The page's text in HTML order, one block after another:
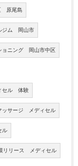
原尾島
ジム 岡山市
ョニング 岡山市中区
セル 体験
ッサージ メディセル
ル
リリース メディセル